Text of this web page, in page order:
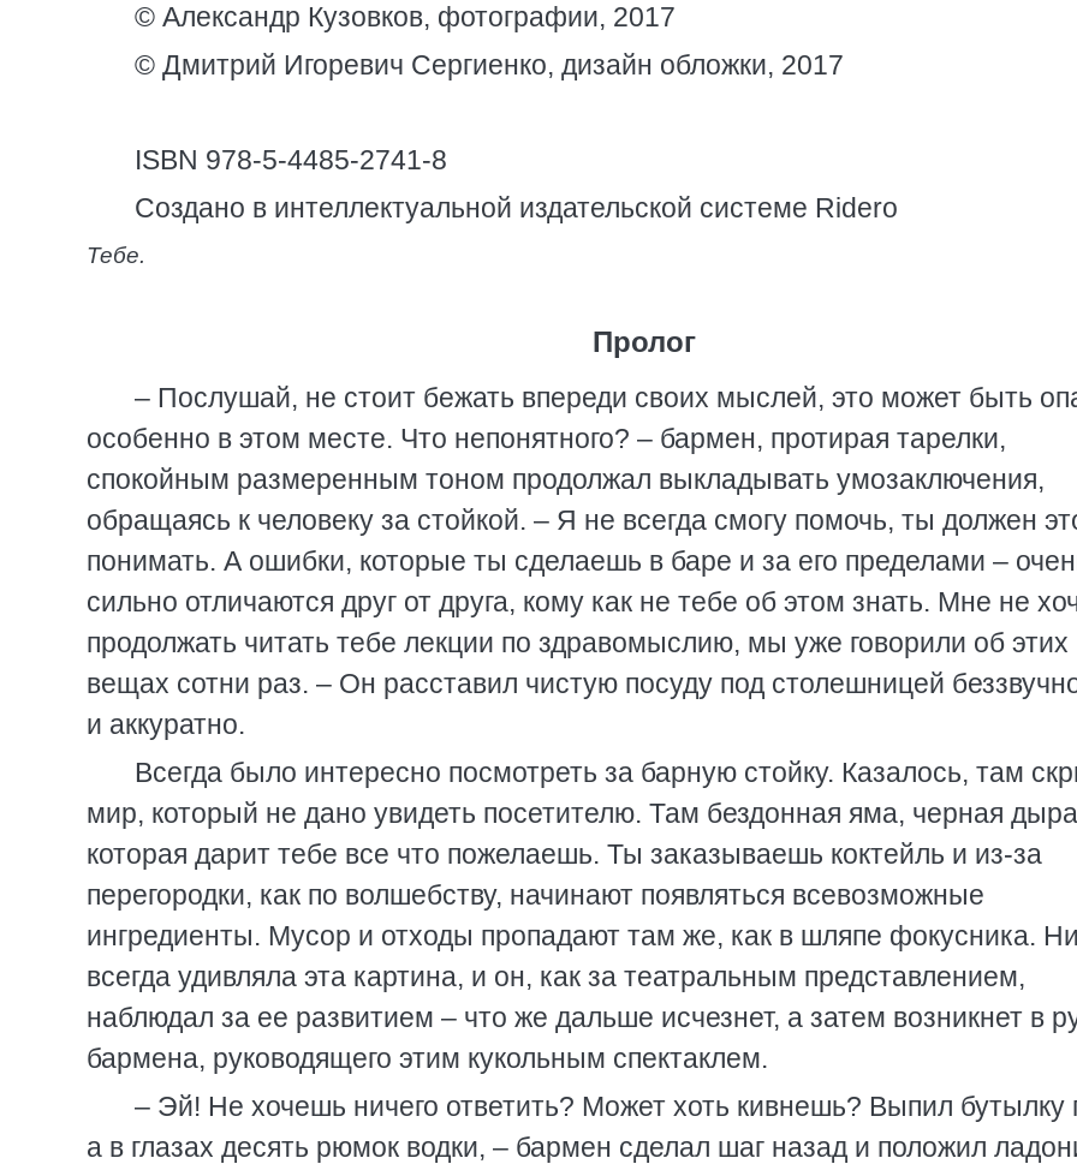
© Александр Кузовков, фотографии, 2017
© Дмитрий Игоревич Сергиенко, дизайн обложки, 2017
ISBN 978-5-4485-2741-8
Создано в интеллектуальной издательской системе Ridero
Тебе.
Пролог
– Послушай, не стоит бежать впереди своих мыслей, это может быть
особенно в этом месте. Что непонятного? – бармен, протирая тарелки,
спокойным размеренным тоном продолжал выкладывать умозаключения,
обращаясь к человеку за стойкой. – Я не всегда смогу помочь, ты должен
понимать. А ошибки, которые ты сделаешь в баре и за его пределами –
сильно отличаются друг от друга, кому как не тебе об этом знать. Мне не
продолжать читать тебе лекции по здравомыслию, мы уже говорили об этих
вещах сотни раз. – Он расставил чистую посуду под столешницей
и аккуратно.
Всегда было интересно посмотреть за барную стойку. Казалось, там
мир, который не дано увидеть посетителю. Там бездонная яма, черная
которая дарит тебе все что пожелаешь. Ты заказываешь коктейль и из-за
перегородки, как по волшебству, начинают появляться всевозможные
ингредиенты. Мусор и отходы пропадают там же, как в шляпе фокусника.
всегда удивляла эта картина, и он, как за театральным представлением,
наблюдал за ее развитием – что же дальше исчезнет, а затем возникнет в
бармена, руководящего этим кукольным спектаклем.
– Эй! Не хочешь ничего ответить? Может хоть кивнешь? Выпил бутылку
а в глазах десять рюмок водки, – бармен сделал шаг назад и положил